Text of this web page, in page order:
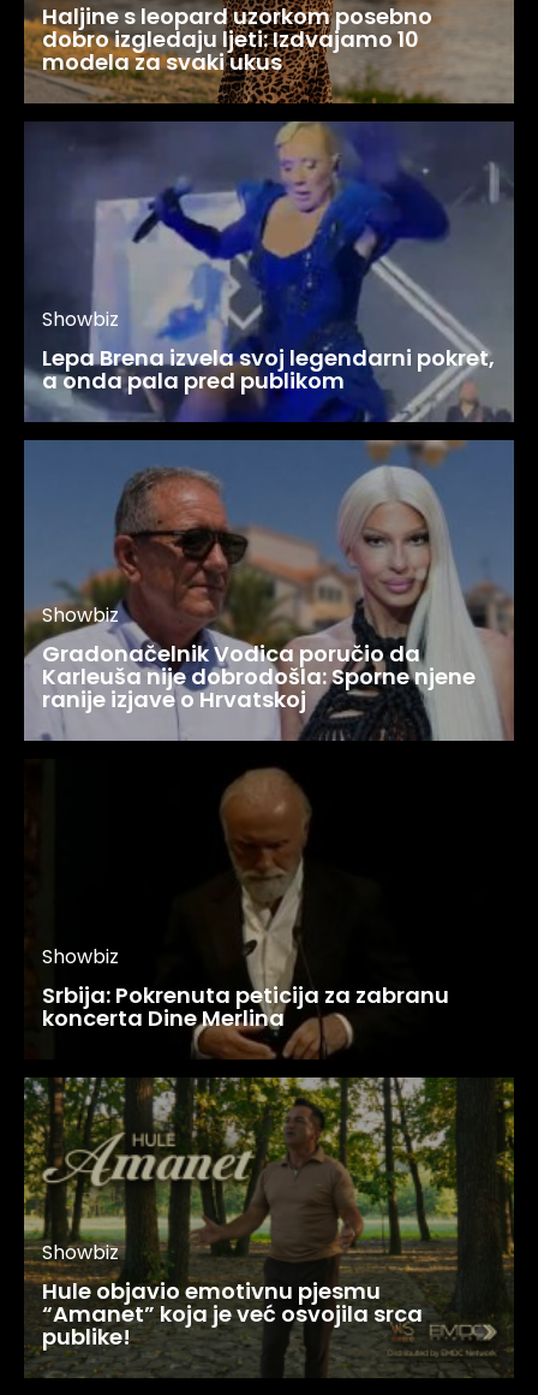
Haljine s leopard uzorkom posebno
dobro izgledaju ljeti: Izdvajamo 10
modela za svaki ukus
Showbiz
Lepa Brena izvela svoj legendarni pokret,
a onda pala pred publikom
Showbiz
Gradonačelnik Vodica poručio da
Karleuša nije dobrodošla: Sporne njene
ranije izjave o Hrvatskoj
Showbiz
Srbija: Pokrenuta peticija za zabranu
koncerta Dine Merlina
Showbiz
Hule objavio emotivnu pjesmu
“Amanet” koja je već osvojila srca
publike!